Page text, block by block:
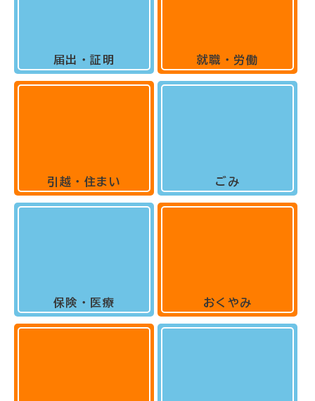
届出・証明
引越・住まい
保険・医療
就職・労働
ごみ
おくやみ